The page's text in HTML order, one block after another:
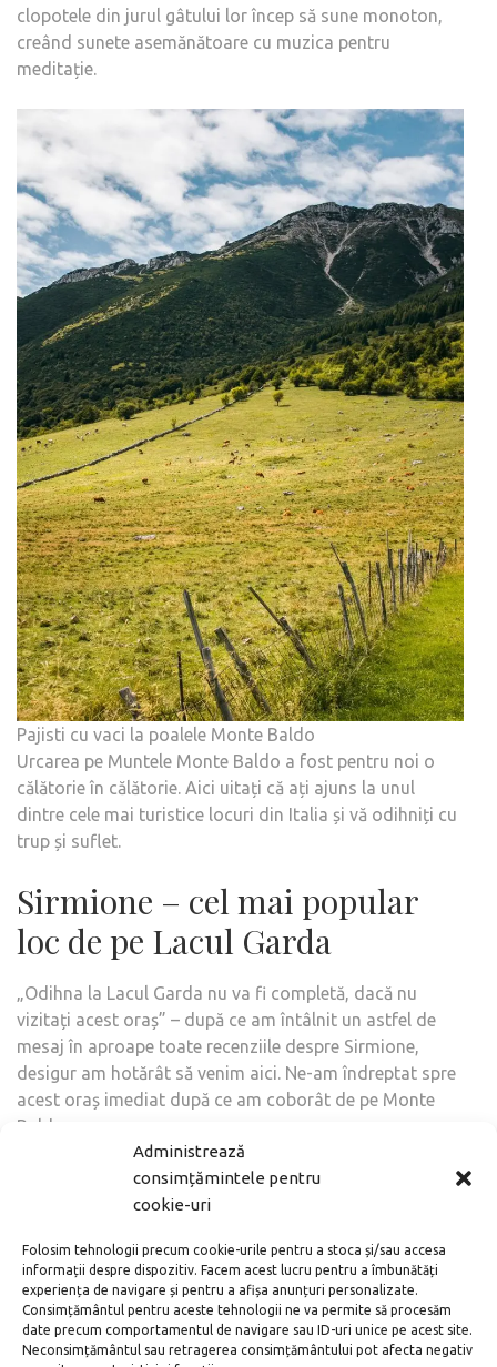
Administrează
consimțămintele pentru
cookie-uri
Folosim tehnologii precum cookie-urile pentru a stoca și/sau accesa
informații despre dispozitiv. Facem acest lucru pentru a îmbunătăți
experiența de navigare și pentru a afișa anunțuri personalizate.
Consimțământul pentru aceste tehnologii ne va permite să procesăm
date precum comportamentul de navigare sau ID-uri unice pe acest site.
Neconsimțământul sau retragerea consimțământului pot afecta negativ
clopotele din jurul gâtului lor încep să sune monoton,
creând sunete asemănătoare cu muzica pentru
meditație.
Pajisti cu vaci la poalele Monte Baldo
Urcarea pe Muntele Monte Baldo a fost pentru noi o
călătorie în călătorie. Aici uitați că ați ajuns la unul
dintre cele mai turistice locuri din Italia și vă odihniți cu
trup și suflet.
Sirmione – cel mai popular
loc de pe Lacul Garda
„Odihna la Lacul Garda nu va fi completă, dacă nu
vizitați acest oraș” – după ce am întâlnit un astfel de
mesaj în aproape toate recenziile despre Sirmione,
desigur am hotărât să venim aici. Ne-am îndreptat spre
acest oraș imediat după ce am coborât de pe Monte
Baldo.